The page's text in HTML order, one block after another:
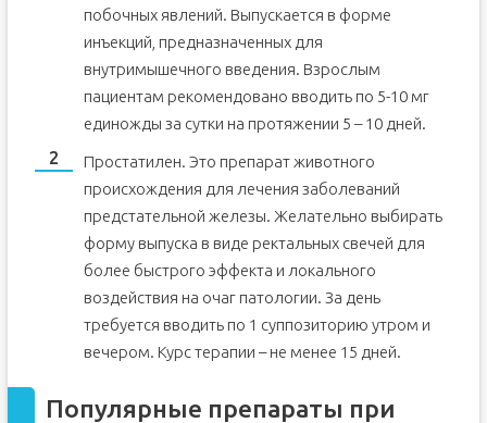
побочных явлений. Выпускается в форме
инъекций, предназначенных для
внутримышечного введения. Взрослым
пациентам рекомендовано вводить по 5-10 мг
единожды за сутки на протяжении 5 – 10 дней.
Простатилен. Это препарат животного
происхождения для лечения заболеваний
предстательной железы. Желательно выбирать
форму выпуска в виде ректальных свечей для
более быстрого эффекта и локального
воздействия на очаг патологии. За день
требуется вводить по 1 суппозиторию утром и
вечером. Курс терапии – не менее 15 дней.
Популярные препараты при